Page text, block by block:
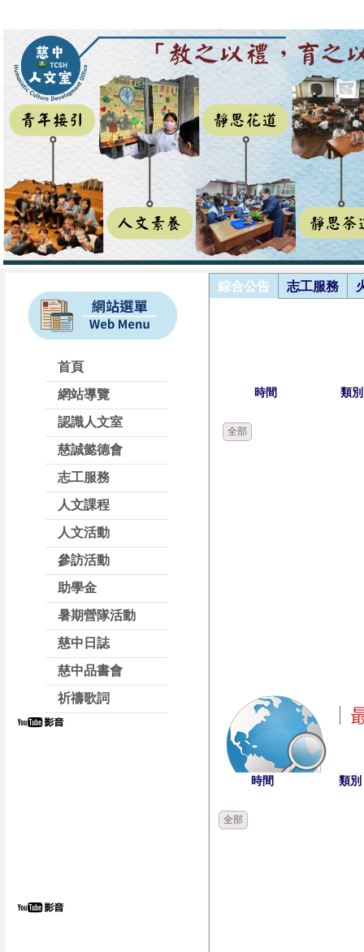
首頁
網站導覽
認識人文室
慈誠懿德會
志工服務
人文課程
人文活動
參訪活動
助學金
暑期營隊活動
慈中日誌
慈中品書會
祈禱歌詞
綜合公告 志工服務
時間 類別
全部
時間 類別
全部